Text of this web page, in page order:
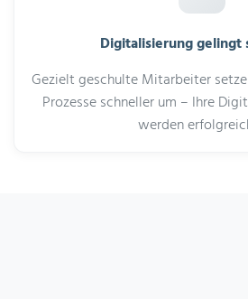
Digitalisierung gelingt
Gezielt geschulte Mitarbeiter
Prozesse schneller um – Ihre
werden